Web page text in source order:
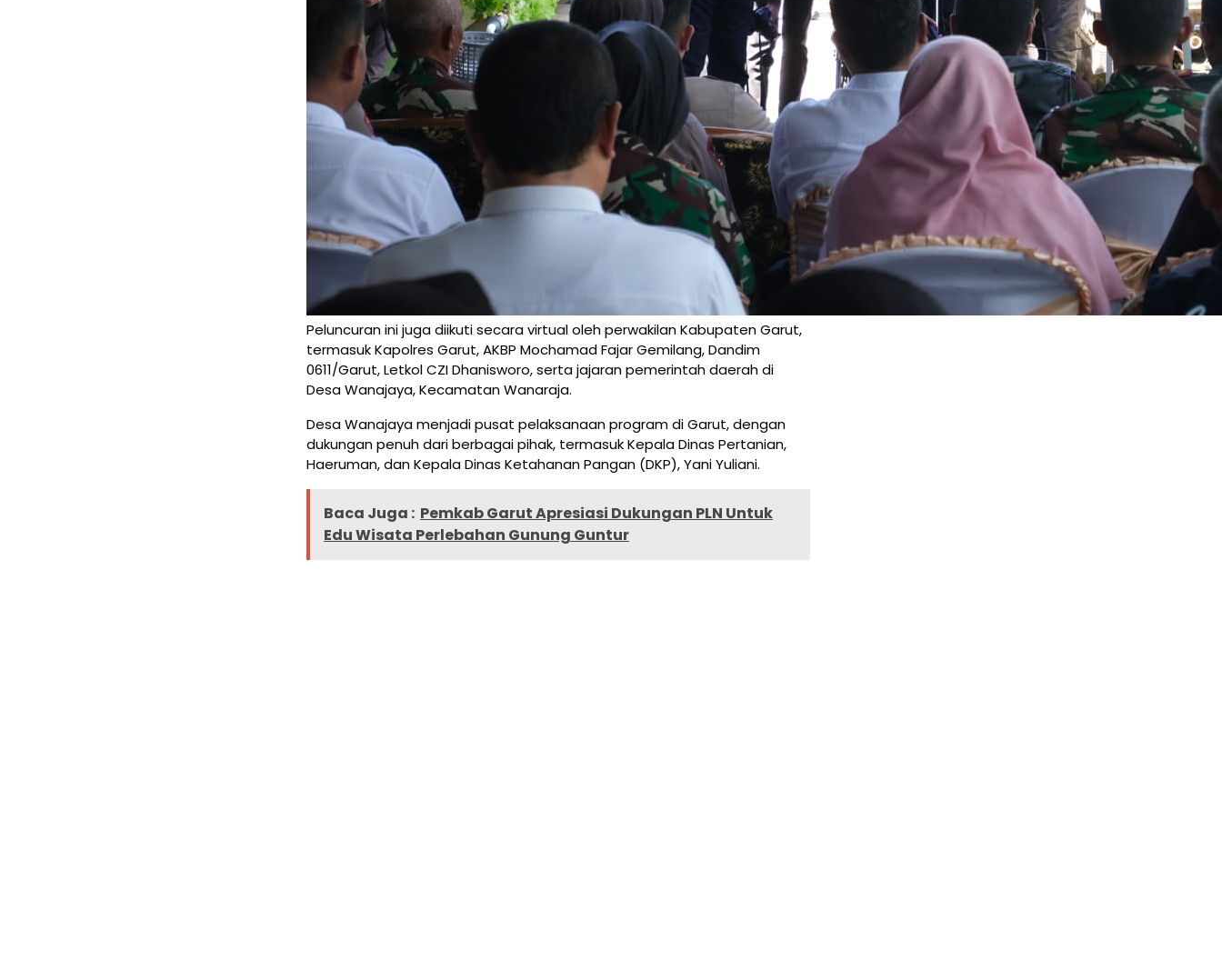
Peluncuran ini juga diikuti secara virtual oleh perwakilan Kabupaten Garut,
termasuk Kapolres Garut, AKBP Mochamad Fajar Gemilang, Dandim
0611/Garut, Letkol CZI Dhanisworo, serta jajaran pemerintah daerah di
Desa Wanajaya, Kecamatan Wanaraja.
Desa Wanajaya menjadi pusat pelaksanaan program di Garut, dengan
dukungan penuh dari berbagai pihak, termasuk Kepala Dinas Pertanian,
Haeruman, dan Kepala Dinas Ketahanan Pangan (DKP), Yani Yuliani.
Baca Juga : Pemkab Garut Apresiasi Dukungan PLN Untuk
Edu Wisata Perlebahan Gunung Guntur